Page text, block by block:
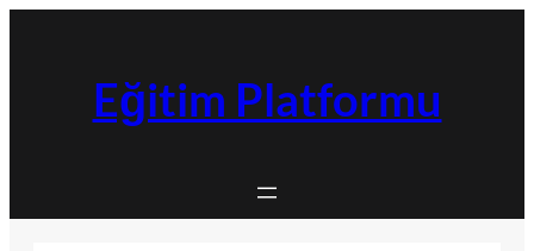
Eğitim Platformu